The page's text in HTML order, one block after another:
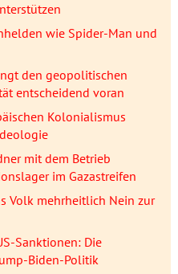
wie Spider-Man und
den geopolitischen
entscheidend voran
Kolonialismus
mit dem Betrieb
im Gazastreifen
Volk mehrheitlich Nein zur
Sanktionen: Die
Biden-Politik